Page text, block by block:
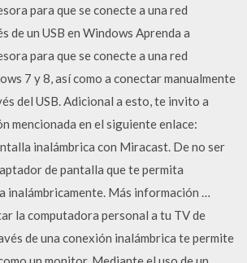
para que se conecte a una red
de un USB en Windows Aprenda a
para que se conecte a una red
7 y 8, así como a conectar manualmente
del USB. Adicional a esto, te invito a
mencionada en el siguiente enlace:
inalámbrica con Miracast. De no ser
de pantalla que te permita
inalámbricamente. Más información …
la computadora personal a tu TV de
de una conexión inalámbrica te permite